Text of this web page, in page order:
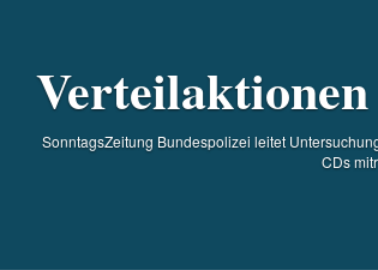
SonntagsZeitung Bundespolizei leitet
CDs